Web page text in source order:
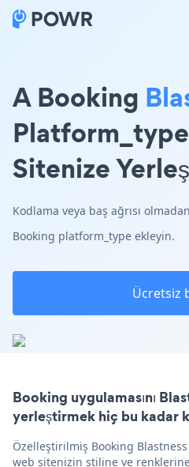
A Booking
Sitenize
Kodlama veya baş ağrısı
Booking platform_type ekleyin.
Ücretsiz
Booking uygulamasını
yerleştirmek hiç bu kadar
Özelleştirilmiş Booking
web sitenizin stiline ve